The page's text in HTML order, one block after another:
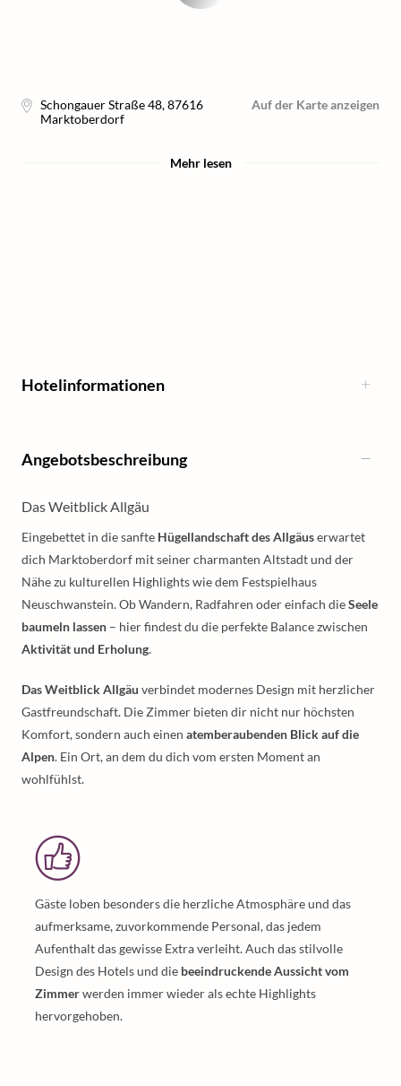
Schongauer Straße 48,87616
Marktoberdorf
Auf der Karte anzeigen
Mehr lesen
Hotelinformationen
Angebotsbeschreibung
Das Weitblick Allgäu
Eingebettet in die sanfte Hügellandschaft des Allgäuserwartet
dich Marktoberdorf mit seiner charmanten Altstadt und der
Nähe zu kulturellen Highlights wie dem Festspielhaus
Neuschwanstein. Ob Wandern, Radfahren oder einfach dieSeele
baumeln lassen – hier findest du die perfekte Balance zwischen
Aktivität und Erholung.
Das Weitblick Allgäu verbindet modernes Design mit herzlicher
Gastfreundschaft. Die Zimmer bieten dir nicht nur höchsten
Komfort, sondern auch einen atemberaubenden Blick auf die
Alpen. Ein Ort, an dem du dich vom ersten Moment an
wohlfühlst.
Gäste loben besonders die herzliche Atmosphäre und das
aufmerksame, zuvorkommende Personal, das jedem
Aufenthalt das gewisse Extra verleiht. Auch das stilvolle
Design des Hotels und die beeindruckende Aussicht vom
Zimmerwerden immer wieder als echte Highlights
hervorgehoben.